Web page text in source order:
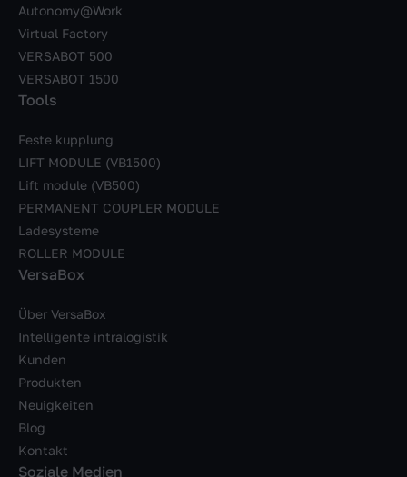
Autonomy@Work
Virtual Factory
VERSABOT 500
VERSABOT 1500
Tools
Feste kupplung
LIFT MODULE (VB1500)
Lift module (VB500)
PERMANENT COUPLER MODULE
Ladesysteme
ROLLER MODULE
VersaBox
Über VersaBox
Intelligente intralogistik
Kunden
Produkten
Neuigkeiten
Blog
Kontakt
Soziale Medien